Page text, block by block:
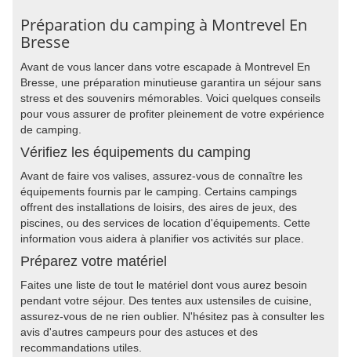
Préparation du camping à Montrevel En
Bresse
Avant de vous lancer dans votre escapade à Montrevel En
Bresse, une préparation minutieuse garantira un séjour sans
stress et des souvenirs mémorables. Voici quelques conseils
pour vous assurer de profiter pleinement de votre expérience
de camping.
Vérifiez les équipements du camping
Avant de faire vos valises, assurez-vous de connaître les
équipements fournis par le camping. Certains campings
offrent des installations de loisirs, des aires de jeux, des
piscines, ou des services de location d'équipements. Cette
information vous aidera à planifier vos activités sur place.
Préparez votre matériel
Faites une liste de tout le matériel dont vous aurez besoin
pendant votre séjour. Des tentes aux ustensiles de cuisine,
assurez-vous de ne rien oublier. N'hésitez pas à consulter les
avis d'autres campeurs pour des astuces et des
recommandations utiles.